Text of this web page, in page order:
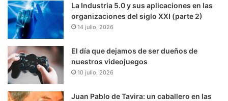
La Industria 5.0 y sus aplicaciones en las
organizaciones del siglo XXI (parte 2)
14 julio, 2026
El día que dejamos de ser dueños de
nuestros videojuegos
10 julio, 2026
Juan Pablo de Tavira: un caballero en las